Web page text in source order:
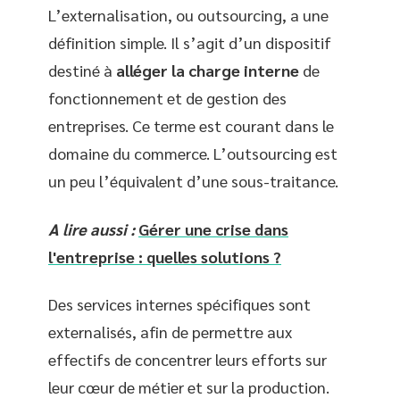
L’externalisation, ou outsourcing, a une
définition simple. Il s’agit d’un dispositif
destiné à alléger la charge interne de
fonctionnement et de gestion des
entreprises. Ce terme est courant dans le
domaine du commerce. L’outsourcing est
un peu l’équivalent d’une sous-traitance.
A lire aussi : Gérer une crise dans
l'entreprise : quelles solutions ?
Des services internes spécifiques sont
externalisés, afin de permettre aux
effectifs de concentrer leurs efforts sur
leur cœur de métier et sur la production.